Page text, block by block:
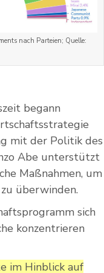
nach Parteien; Quelle:
begann
mit der Politik des
Abe unterstützt
Maßnahmen, um
überwinden.
sich
konzentrieren
im Hinblick auf